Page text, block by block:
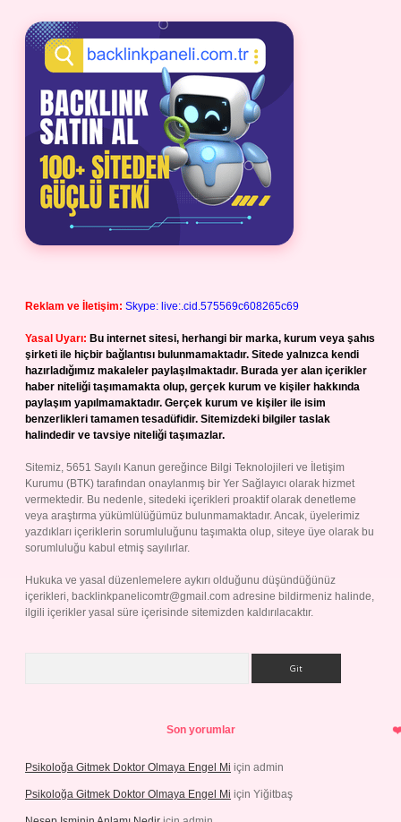
Reklam ve İletişim: Skype: live:.cid.575569c608265c69
Yasal Uyarı: Bu internet sitesi, herhangi bir marka, kurum veya şahıs
şirketi ile hiçbir bağlantısı bulunmamaktadır. Sitede yalnızca kendi
hazırladığımız makaleler paylaşılmaktadır. Burada yer alan içerikler
haber niteliği taşımamakta olup, gerçek kurum ve kişiler hakkında
paylaşım yapılmamaktadır. Gerçek kurum ve kişiler ile isim
benzerlikleri tamamen tesadüfidir. Sitemizdeki bilgiler taslak
halindedir ve tavsiye niteliği taşımazlar.
Sitemiz, 5651 Sayılı Kanun gereğince Bilgi Teknolojileri ve İletişim
Kurumu (BTK) tarafından onaylanmış bir Yer Sağlayıcı olarak hizmet
vermektedir. Bu nedenle, sitedeki içerikleri proaktif olarak denetleme
veya araştırma yükümlülüğümüz bulunmamaktadır. Ancak, üyelerimiz
yazdıkları içeriklerin sorumluluğunu taşımakta olup, siteye üye olarak bu
sorumluluğu kabul etmiş sayılırlar.
Hukuka ve yasal düzenlemelere aykırı olduğunu düşündüğünüz
içerikleri, backlinkpanelicomtr@gmail.com adresine bildirmeniz halinde,
ilgili içerikler yasal süre içerisinde sitemizden kaldırılacaktır.
Son yorumlar
Psikoloğa Gitmek Doktor Olmaya Engel Mi için admin
Psikoloğa Gitmek Doktor Olmaya Engel Mi için Yiğitbaş